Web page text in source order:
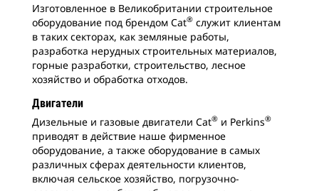
Изготовленное в Великобритании строительное
оборудование под брендом Cat® служит клиентам
в таких секторах, как земляные работы,
разработка нерудных строительных материалов,
горные разработки, строительство, лесное
хозяйство и обработка отходов.
Двигатели
Дизельные и газовые двигатели Cat® и Perkins®
приводят в действие наше фирменное
оборудование, а также оборудование в самых
различных сферах деятельности клиентов,
включая сельское хозяйство, погрузочно-